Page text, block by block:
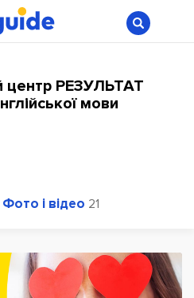
центр РЕЗУЛЬТАТ
мови
Фото і відео 21